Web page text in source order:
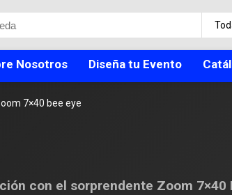
Nosotros Diseña tu Evento
7×40 bee eye
con el sorprendente Zoom 7×40